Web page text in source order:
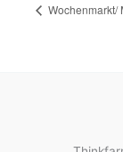
Wochenmarkt/